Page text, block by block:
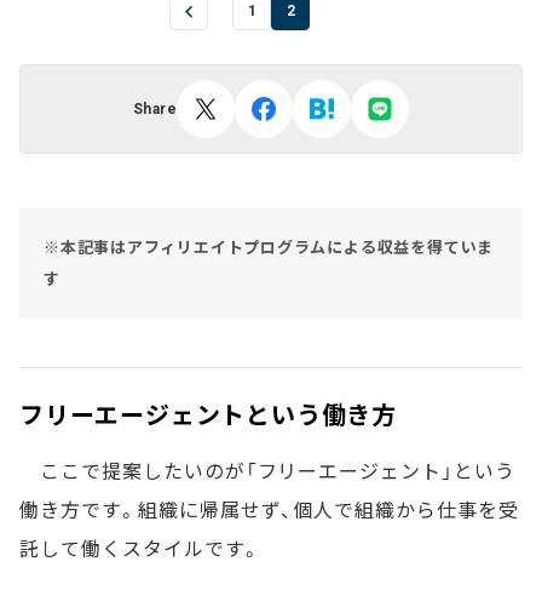
1 2
Share
※本記事はアフィリエイトプログラムによる収益を得ていま
す
フリーエージェントという働き方
ここで提案したいのが「フリーエージェント」という
働き方です。組織に帰属せず、個人で組織から仕事を受
託して働くスタイルです。